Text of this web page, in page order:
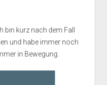
bin kurz nach dem Fall
und habe immer noch
in Bewegung.